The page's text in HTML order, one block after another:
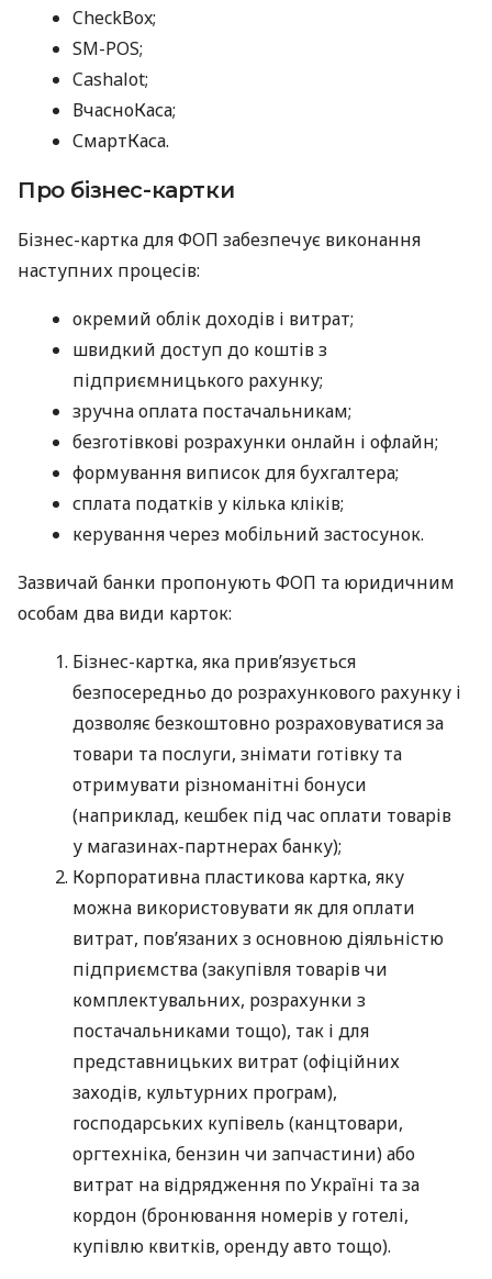
CheckBox;
SM-POS;
Cashalot;
ВчасноКаса;
СмартКаса.
Про бізнес-картки
Бізнес-картка для ФОП забезпечує виконання
наступних процесів:
окремий облік доходів і витрат;
швидкий доступ до коштів з
підприємницького рахунку;
зручна оплата постачальникам;
безготівкові розрахунки онлайн і офлайн;
формування виписок для бухгалтера;
сплата податків у кілька кліків;
керування через мобільний застосунок.
Зазвичай банки пропонують ФОП та юридичним
особам два види карток:
Бізнес-картка, яка прив’язується
безпосередньо до розрахункового рахунку і
дозволяє безкоштовно розраховуватися за
товари та послуги, знімати готівку та
отримувати різноманітні бонуси
(наприклад, кешбек під час оплати товарів
у магазинах-партнерах банку);
Корпоративна пластикова картка, яку
можна використовувати як для оплати
витрат, пов’язаних з основною діяльністю
підприємства (закупівля товарів чи
комплектувальних, розрахунки з
постачальниками тощо), так і для
представницьких витрат (офіційних
заходів, культурних програм),
господарських купівель (канцтовари,
оргтехніка, бензин чи запчастини) або
витрат на відрядження по Україні та за
кордон (бронювання номерів у готелі,
купівлю квитків, оренду авто тощо).